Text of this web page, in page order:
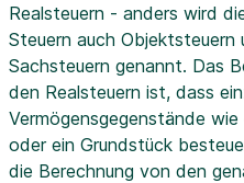
Realsteuern - anders wird
Steuern auch Objektsteuern
Sachsteuern genannt. Das
den Realsteuern ist, dass
Vermögensgegenstände
oder ein Grundstück
die Berechnung von den